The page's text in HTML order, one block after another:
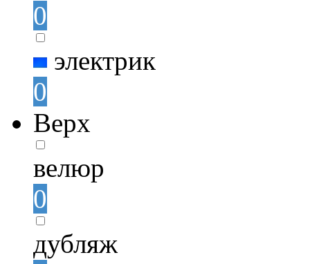
0
электрик
0
Верх
велюр
0
дубляж